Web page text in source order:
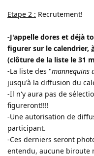
Etape 2 : Recrutement!
-J'appelle dores et déjà
figurer sur le calendrier,
(clôture de la liste le 31
-La liste des "mannequins
jusqu'à la diffusion du
-Il n'y aura pas de
figureront!!!!
-Une autorisation de
participant.
-Ces derniers seront
entendu, aucune biroute